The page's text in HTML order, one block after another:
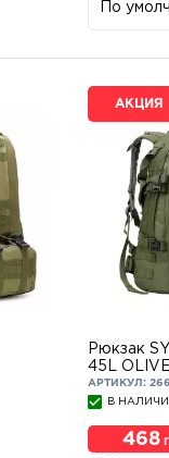
По
АКЦИЯ
Рюкзак
45L OLIVE
АРТИКУЛ:
В
468